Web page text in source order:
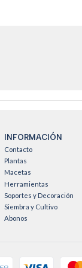
INFORMACIÓN
Contacto
Plantas
Macetas
Herramientas
Soportes y Decoración
Siembra y Cultivo
Abonos